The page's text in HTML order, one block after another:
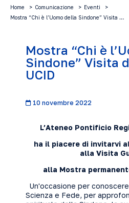
Home Comunicazione
Eventi
Mostra “Chi è l’Uomo della Sindone” Visita …
Mostra “Chi è
Sindone” Visita
UCID
10 novembre 2022
L’Ateneo Pontificio
ha il piacere di invitarvi
alla Visita
alla Mostra
Un'occasione per
Scienza e Fede, per